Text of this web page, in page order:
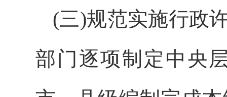
(三)规范实施行政
部门逐项制定中央